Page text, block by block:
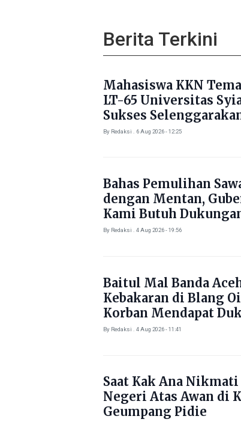
Berita Terkini
Mahasiswa KKN
LT-65 Universitas
Sukses
Literasi di Gampong
By Redaksi . 6 Aug 2026 - 12:25
Bahas Pemulihan
dengan Mentan,
Kami Butuh
By Redaksi . 4 Aug 2026 - 19:56
Baitul Mal Banda
Kebakaran di Blang
Korban Mendapat
Kebutuhan Pokok
By Redaksi . 4 Aug 2026 - 11:41
Saat Kak Ana
Negeri Atas Awan di
Geumpang Pidie